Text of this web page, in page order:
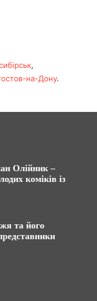
,
на-Дону.
Олійник –
коміків із
та його